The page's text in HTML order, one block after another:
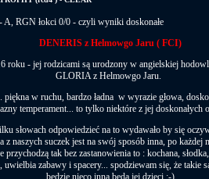
RGN łokci 0/0 - czyli wyniki doskonałe
DENERIS z Helmowgo Jaru ( FCI)
roku - jej rodzicami są urodzony w angielskiej
GLORIA z Helmowgo Jaru.
w ruchu, bardzo ładna w wyrazie głowa,
temperament... to tylko niektóre z jej doskonałych
słowach odpowiedzieć na to wydawało by się
z naszych suczek jest na swój sposób inna, po każdej
przychodzą tak bez zastanowienia to : kochana,
uwielbia zabawy i spacery... spodziewam się, że takie
będzie nieco inna będą jej dzieci :-)